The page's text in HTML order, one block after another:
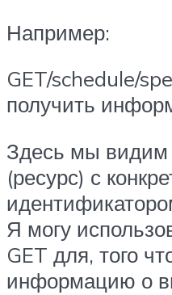
Например:
GET/schedule/
получить
Здесь мы видим
(ресурс) с
Я могу
GET для, того
информацию о